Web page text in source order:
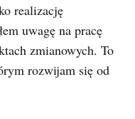
realizację
uwagę na pracę
zmianowych. To
rozwijam się od